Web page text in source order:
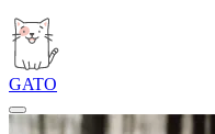
GATO